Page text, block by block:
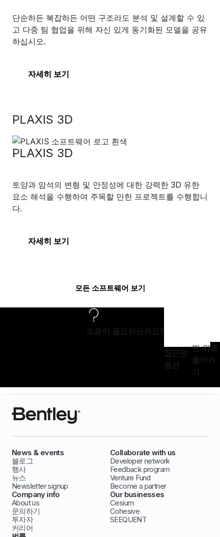
단순하든 복잡하든 어떤 구조라도 분석 및 설계할 수 있
고 다중 팀 협업을 위해 자신 있게 동기화된 모델을 공유
하십시오.
자세히 보기
PLAXIS 3D
PLAXIS 3D
토양과 암석의 변형 및 안정성에 대한 강력한 3D 유한
요소 해석을 수행하여 주목할 만한 프로젝트를 수행합니
다.
자세히 보기
모든 소프트웨어 보기
도움이 필요하신가요?
접근성
옵션
맨 위로
돌아가
기
News & events
블로그
행사
뉴스
Newsletter signup
Collaborate with us
Developer network
Feedback program
Venture Fund
Become a partner
Company info
About us
문의하기
투자자
커리어
Our businesses
Cesium
Cohesive
SEEQUENT